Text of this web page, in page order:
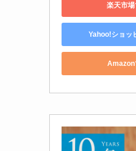
楽天市
Yahoo!ショッ
Amazon